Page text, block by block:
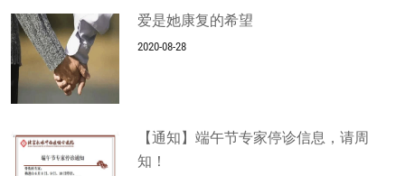
爱是她康复的希望
2020-08-28
【通知】端午节专家停诊信息，请周
知！